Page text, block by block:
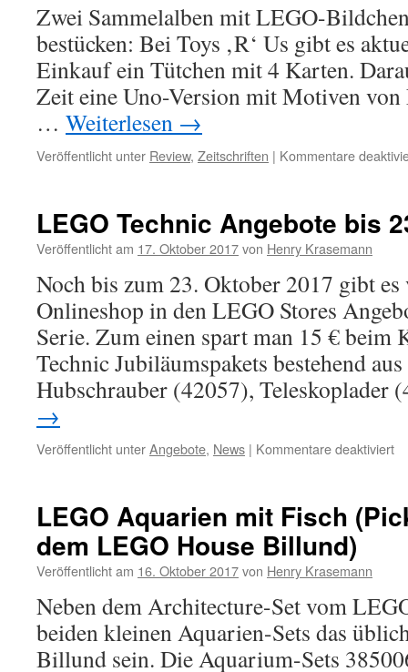
Zwei Sammelalben mit LEGO-
bestücken: Bei Toys ‚R‘ Us gibt es
Einkauf ein Tütchen mit 4 Karten.
Zeit eine Uno-Version mit Motiven
… Weiterlesen →
Veröffentlicht unter Review, Zeitschriften | Kommentare
LEGO Technic Angebote bis
Veröffentlicht am 17. Oktober 2017von Henry Krasemann
Noch bis zum 23. Oktober 2017 gibt
Onlineshop in den LEGO Stores
Serie. Zum einen spart man 15 € beim
Technic Jubiläumspakets bestehend
Hubschrauber (42057),
→
Veröffentlicht unterAngebote, News | Kommentare deaktiviertfür
LEGO Aquarien mit Fisch
dem LEGO House Billund)
Veröffentlicht am 16. Oktober 2017von Henry Krasemann
Neben dem Architecture-Set vom
beiden kleinen Aquarien-Sets das
Billund sein. Die Aquarium-Sets